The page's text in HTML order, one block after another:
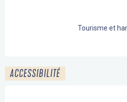
Tourisme et
ACCESSIBILITÉ